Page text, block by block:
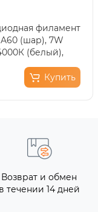
филамент
A60 (шар), 7W
(белый),
проз..
Купить
Возврат и обмен
в течении 14 дней